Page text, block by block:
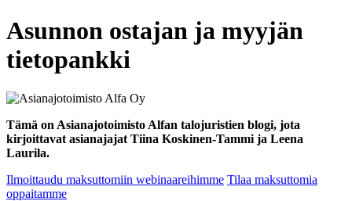
Asunnon ostajan ja myyjän
tietopankki
Tämä on Asianajotoimisto Alfan talojuristien blogi, jota
kirjoittavat asianajajat Tiina Koskinen-Tammi ja Leena
Laurila.
Ilmoittaudu maksuttomiin webinaareihimme Tilaa maksuttomia
oppaitamme